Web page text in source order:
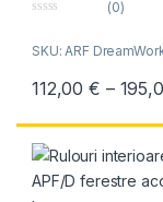
u
f
(0)
SKU: ARF
112,00€ –
Acest produs are